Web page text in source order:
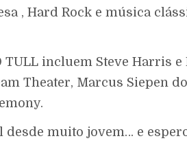
, Hard Rock e música
incluem Steve Harris
Theater, Marcus Siepen
desde muito jovem… e